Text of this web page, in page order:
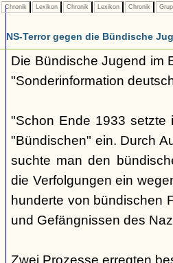
Chronik Lexikon Chronik Lexikon Chronik
NS-Terror gegen die Bündische
Die Bündische Jugend im
"Sonderinformation
"Schon Ende 1933 setzte
"Bündischen" ein. Durch
suchte man den
die Verfolgungen ein
hunderte von bündischen
und Gefängnissen des
Zwei Prozesse erregten